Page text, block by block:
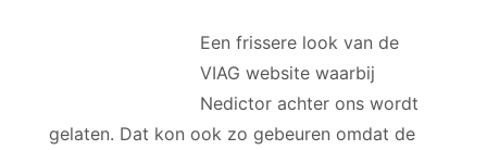
Een frissere look van de
VIAG website waarbij
Nedictor achter ons wordt
gelaten. Dat kon ook zo gebeuren omdat de